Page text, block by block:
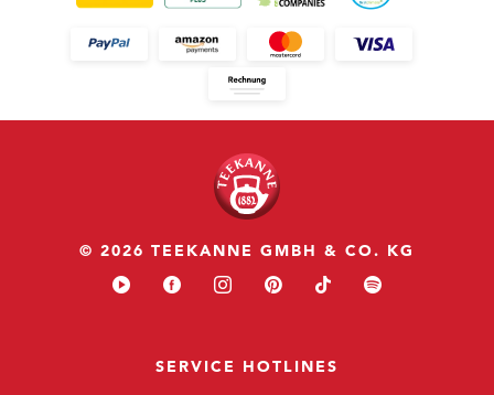
© 2026 TEEKANNE GMBH & CO. KG
SERVICE HOTLINES